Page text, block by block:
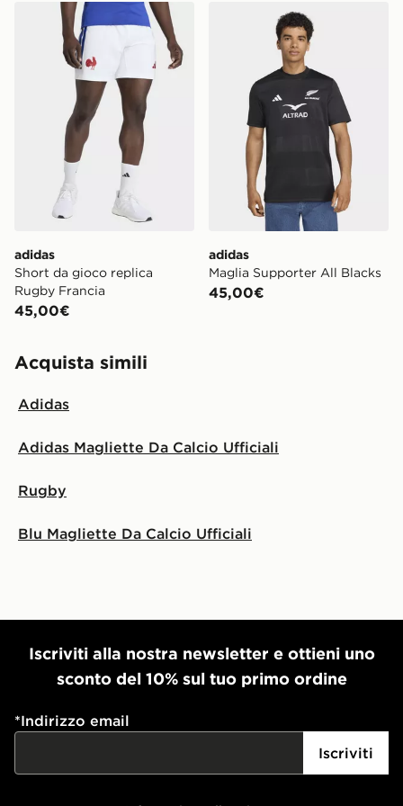
adidas Short da gioco replica Rugby Francia
adidas
Short da gioco replica
Rugby Francia
45,00€
adidas Maglia Supporter
adidas
Maglia Supporter All Blacks
45,00€
Acquista simili
Adidas
Adidas Magliette Da Calcio Ufficiali
Rugby
Blu Magliette Da Calcio Ufficiali
Iscriviti alla nostra newsletter e ottieni uno
sconto del 10% sul tuo primo ordine
*Indirizzo email
Iscriviti